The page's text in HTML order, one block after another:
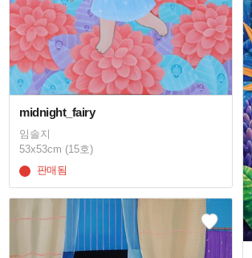
midnight_fairy
임솔지
53x53cm (15호)
판매됨